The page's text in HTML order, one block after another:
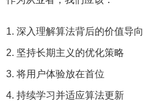
深入理解算法背后的价值导向
坚持长期主义的优化策略
将用户体验放在首位
持续学习并适应算法更新